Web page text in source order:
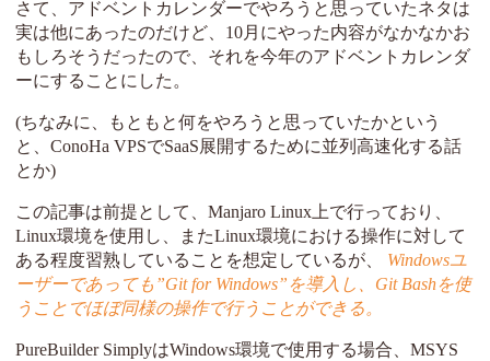
さて、アドベントカレンダーでやろうと思っていたネタは
実は他にあったのだけど、10月にやった内容がなかなかお
もしろそうだったので、それを今年のアドベントカレンダ
ーにすることにした。
(ちなみに、もともと何をやろうと思っていたかという
と、ConoHa VPSでSaaS展開するために並列高速化する話
とか)
この記事は前提として、Manjaro Linux上で行っており、
Linux環境を使用し、またLinux環境における操作に対して
ある程度習熟していることを想定しているが、 Windowsユ
ーザーであっても”Git for Windows”を導入し、Git Bashを使
うことでほぼ同様の操作で行うことができる。
PureBuilder SimplyはWindows環境で使用する場合、MSYS